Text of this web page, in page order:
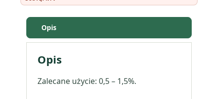
Opis
Opis
Zalecane użycie: 0,5 – 1,5%.